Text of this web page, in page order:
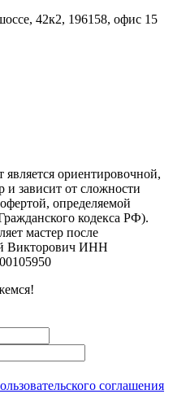
42к2, 196158, офис 15
ориентировочной,
зависит от сложности
определяемой
кодекса РФ).
мастер после
Викторович ИНН
соглашения